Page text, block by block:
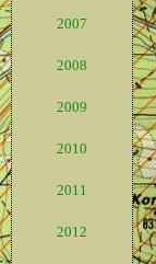
2007
2008
2009
2010
2011
2012